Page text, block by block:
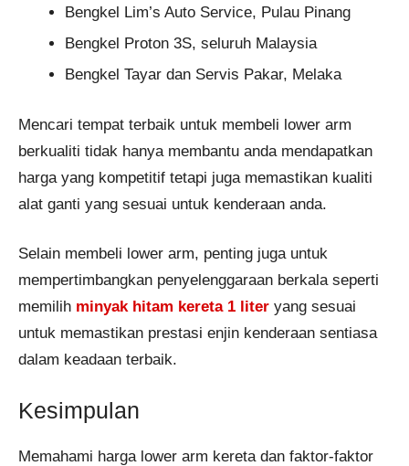
Bengkel Lim’s Auto Service, Pulau Pinang
Bengkel Proton 3S, seluruh Malaysia
Bengkel Tayar dan Servis Pakar, Melaka
Mencari tempat terbaik untuk membeli lower arm
berkualiti tidak hanya membantu anda mendapatkan
harga yang kompetitif tetapi juga memastikan kualiti
alat ganti yang sesuai untuk kenderaan anda.
Selain membeli lower arm, penting juga untuk
mempertimbangkan penyelenggaraan berkala seperti
memilih minyak hitam kereta 1 liter yang sesuai
untuk memastikan prestasi enjin kenderaan sentiasa
dalam keadaan terbaik.
Kesimpulan
Memahami harga lower arm kereta dan faktor-faktor